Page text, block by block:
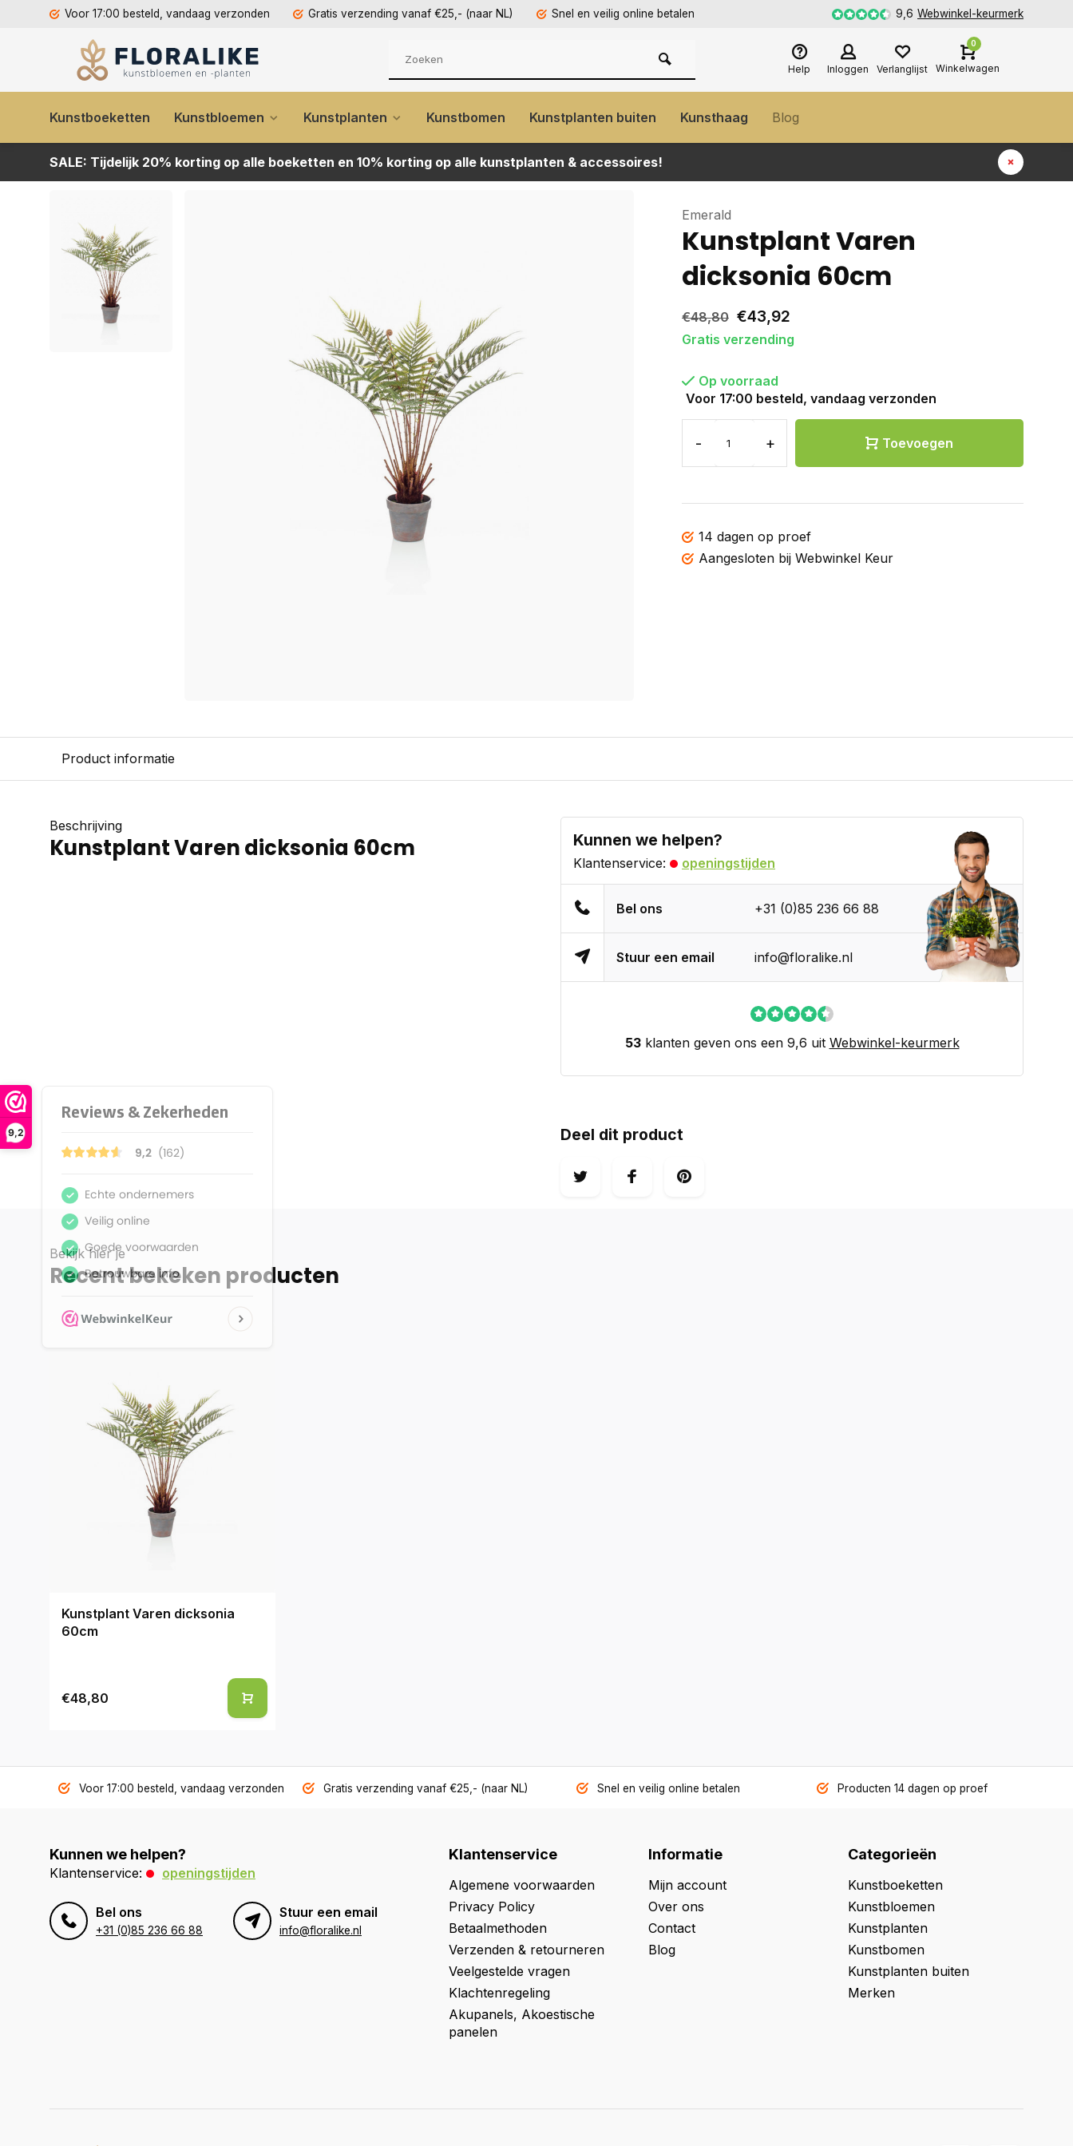
9,2
Voor 17:00 besteld, vandaag verzonden Gratis verzending vanaf €25,- (naar NL) Snel en veilig online betalen 9,6 Webwinkel-keurmerk
Help Inloggen Verlanglijst
0
Winkelwagen
Kunstboeketten Kunstbloemen Kunstplanten Kunstbomen Kunstplanten buiten Kunsthaag Blog
SALE: Tijdelijk 20% korting op alle boeketten en 10% korting op alle kunstplanten & accessoires!
Kunstplant Varen dicksonia 60cm
Emerald
Kunstplant Varen
dicksonia 60cm
€48,80 €43,92
Gratis verzending
Op voorraad
Voor 17:00 besteld, vandaag verzonden
- + Toevoegen
14 dagen op proef
Aangesloten bij Webwinkel Keur
Product informatie
Beschrijving
Kunstplant Varen dicksonia 60cm Kunnen we helpen?
Klantenservice: openingstijden
Bel ons +31 (0)85 236 66 88
Stuur een email info@floralike.nl
53klanten geven ons een 9,6 uit Webwinkel-keurmerk
Deel dit product
Bekijk hier je
Recent bekeken producten
Kunstplant Varen dicksonia
60cm
€48,80
Voor 17:00 besteld, vandaag verzonden Gratis verzending vanaf €25,- (naar NL) Snel en veilig online betalen Producten 14 dagen op proef
Kunnen we helpen?
Klantenservice: openingstijden
Bel ons
+31 (0)85 236 66 88
Stuur een email
info@floralike.nl
Klantenservice
Algemene voorwaarden
Privacy Policy
Betaalmethoden
Verzenden & retourneren
Veelgestelde vragen
Klachtenregeling
Akupanels, Akoestische
panelen
Informatie
Mijn account
Over ons
Contact
Blog
Categorieën
Kunstboeketten
Kunstbloemen
Kunstplanten
Kunstbomen
Kunstplanten buiten
Merken